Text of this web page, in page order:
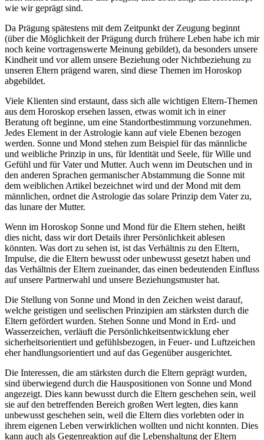
wie wir geprägt sind.
Da Prägung spätestens mit dem Zeitpunkt der Zeugung beginnt
(über die Möglichkeit der Prägung durch frühere Leben habe ich mir
noch keine vortragenswerte Meinung gebildet), da besonders unsere
Kindheit und vor allem unsere Beziehung oder Nichtbeziehung zu
unseren Eltern prägend waren, sind diese Themen im Horoskop
abgebildet.
Viele Klienten sind erstaunt, dass sich alle wichtigen Eltern-Themen
aus dem Horoskop ersehen lassen, etwas womit ich in einer
Beratung oft beginne, um eine Standortbestimmung vorzunehmen.
Jedes Element in der Astrologie kann auf viele Ebenen bezogen
werden. Sonne und Mond stehen zum Beispiel für das männliche
und weibliche Prinzip in uns, für Identität und Seele, für Wille und
Gefühl und für Vater und Mutter. Auch wenn im Deutschen und in
den anderen Sprachen germanischer Abstammung die Sonne mit
dem weiblichen Artikel bezeichnet wird und der Mond mit dem
männlichen, ordnet die Astrologie das solare Prinzip dem Vater zu,
das lunare der Mutter.
Wenn im Horoskop Sonne und Mond für die Eltern stehen, heißt
dies nicht, dass wir dort Details ihrer Persönlichkeit ablesen
könnten. Was dort zu sehen ist, ist das Verhältnis zu den Eltern,
Impulse, die die Eltern bewusst oder unbewusst gesetzt haben und
das Verhältnis der Eltern zueinander, das einen bedeutenden Einfluss
auf unsere Partnerwahl und unsere Beziehungsmuster hat.
Die Stellung von Sonne und Mond in den Zeichen weist darauf,
welche geistigen und seelischen Prinzipien am stärksten durch die
Eltern gefördert wurden. Stehen Sonne und Mond in Erd- und
Wasserzeichen, verläuft die Persönlichkeitsentwicklung eher
sicherheitsorientiert und gefühlsbezogen, in Feuer- und Luftzeichen
eher handlungsorientiert und auf das Gegenüber ausgerichtet.
Die Interessen, die am stärksten durch die Eltern geprägt wurden,
sind überwiegend durch die Hauspositionen von Sonne und Mond
angezeigt. Dies kann bewusst durch die Eltern geschehen sein, weil
sie auf den betreffenden Bereich großen Wert legten, dies kann
unbewusst geschehen sein, weil die Eltern dies vorlebten oder in
ihrem eigenen Leben verwirklichen wollten und nicht konnten. Dies
kann auch als Gegenreaktion auf die Lebenshaltung der Eltern